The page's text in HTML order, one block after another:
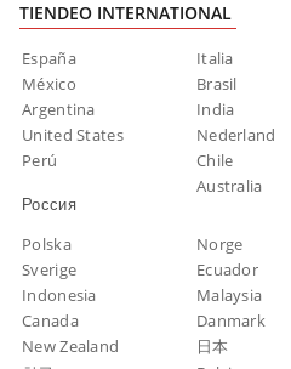
TIENDEO INTERNATIONAL
España Italia
México
Brasil
Argentina
India
United States
Nederland
Perú
Chile
Россия
Australia
Polska Norge
Sverige
Ecuador
Indonesia
Malaysia
Canada
Danmark
New Zealand
日本